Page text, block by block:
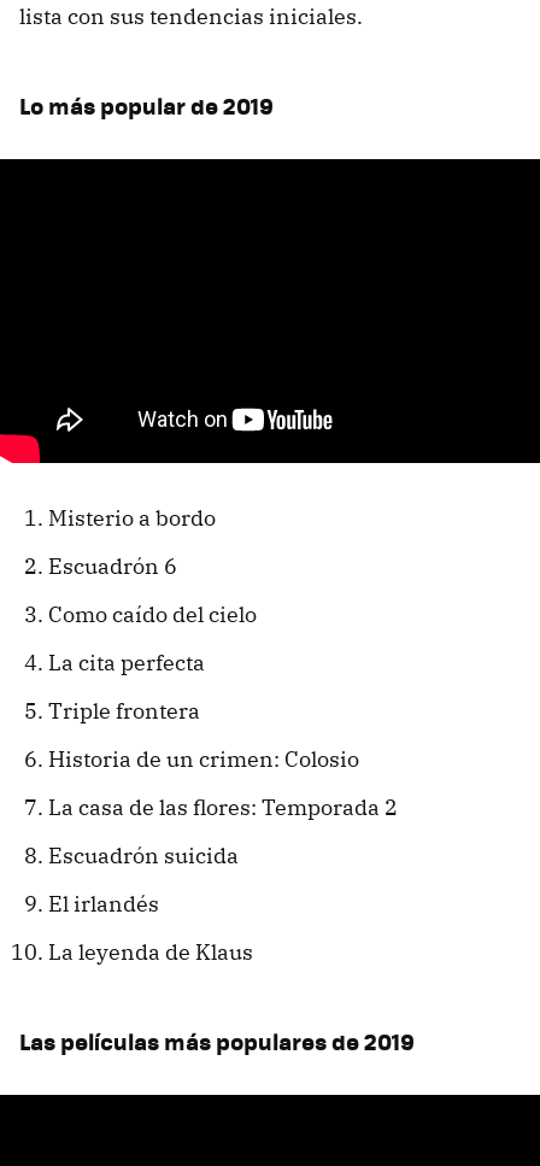
lista con sus tendencias iniciales.
Lo más popular de 2019
Misterio a bordo
Escuadrón 6
Como caído del cielo
La cita perfecta
Triple frontera
Historia de un crimen: Colosio
La casa de las flores: Temporada 2
Escuadrón suicida
El irlandés
La leyenda de Klaus
Las películas más populares de 2019